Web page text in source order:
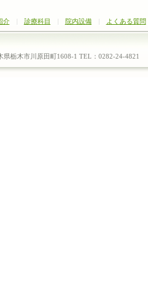
介| 診療科目 院内設備| よくある質問
県栃木市川原田町1608-1 TEL：0282-24-4821